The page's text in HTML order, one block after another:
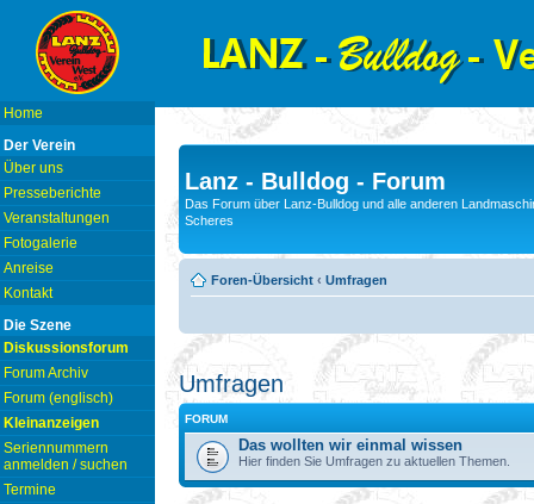
Home
Der Verein
Über uns
Presseberichte
Veranstaltungen
Fotogalerie
Anreise
Kontakt
Die Szene
Diskussionsforum
Forum Archiv
Forum (englisch)
Kleinanzeigen
Seriennummern
anmelden / suchen
Termine
Lanz - Bulldog - Forum
Das Forum über Lanz-Bulldog und alle anderen
Scheres
Foren-Übersicht ‹ Umfragen
Umfragen
FORUM
Das wollten wir einmal wissen
Hier finden Sie Umfragen zu aktuellen Themen.